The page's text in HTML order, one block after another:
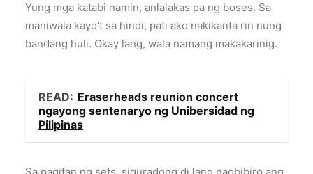
Yung mga katabi namin, anlalakas pa ng boses. Sa
maniwala kayo’t sa hindi, pati ako nakikanta rin nung
bandang huli. Okay lang, wala namang makakarinig.
READ: Eraserheads reunion concert
ngayong sentenaryo ng Unibersidad ng
Pilipinas